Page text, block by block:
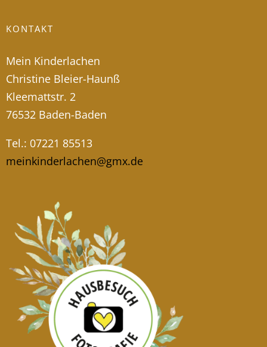
KONTAKT
Mein Kinderlachen
Christine Bleier-Haunß
Kleemattstr. 2
76532 Baden-Baden
Tel.: 07221 85513
meinkinderlachen@gmx.de